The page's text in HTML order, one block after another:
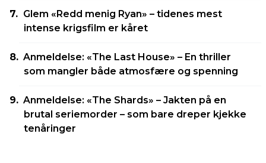
Glem «Redd menig Ryan» – tidenes mest
intense krigsfilm er kåret
Anmeldelse: «The Last House» – En thriller
som mangler både atmosfære og spenning
Anmeldelse: «The Shards» – Jakten på en
brutal seriemorder – som bare dreper kjekke
tenåringer